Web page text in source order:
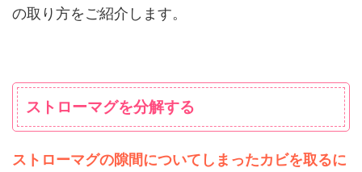
の取り方をご紹介します。
ストローマグを分解する
ストローマグの隙間についてしまったカビを取るに